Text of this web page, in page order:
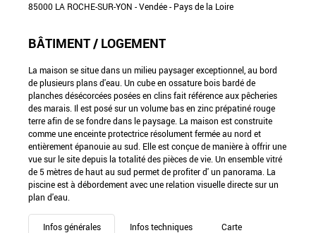
85000 LA ROCHE-SUR-YON - Vendée - Pays de la Loire
BÂTIMENT / LOGEMENT
La maison se situe dans un milieu paysager exceptionnel, au bord
de plusieurs plans d'eau. Un cube en ossature bois bardé de
planches désécorcées posées en clins fait référence aux pêcheries
des marais. Il est posé sur un volume bas en zinc prépatiné rouge
terre afin de se fondre dans le paysage. La maison est construite
comme une enceinte protectrice résolument fermée au nord et
entièrement épanouie au sud. Elle est conçue de manière à offrir une
vue sur le site depuis la totalité des pièces de vie. Un ensemble vitré
de 5 mètres de haut au sud permet de profiter d' un panorama. La
piscine est à débordement avec une relation visuelle directe sur un
plan d'eau.
Infos générales Infos techniques Carte